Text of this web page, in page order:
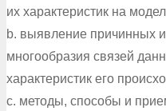
их характеристик на
b. выявление причинных
многообразия связей
характеристик его
c. методы, способы и